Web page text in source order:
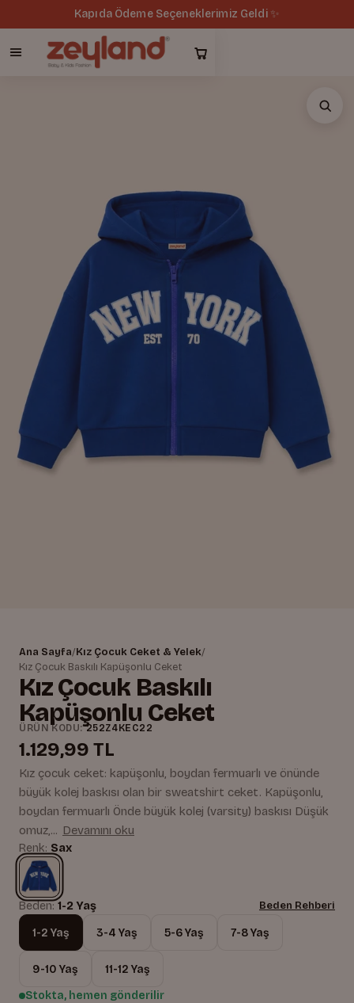
Kapıda Ödeme Seçeneklerimiz Geldi ✨
Ana Sayfa/Kız Çocuk Ceket & Yelek/
Kız Çocuk Baskılı Kapüşonlu Ceket
Kız Çocuk Baskılı
Kapüşonlu Ceket
ÜRÜN KODU:252Z4KEC22
1.129,99 TL
Kız çocuk ceket: kapüşonlu, boydan fermuarlı ve önünde
büyük kolej baskısı olan bir sweatshirt ceket. Kapüşonlu,
boydan fermuarlı Önde büyük kolej (varsity) baskısı Düşük
omuz,... Devamını oku
Renk: Sax
Beden: 1-2 Yaş Beden Rehberi
1-2 Yaş 3-4 Yaş 5-6 Yaş 7-8 Yaş
9-10 Yaş
11-12 Yaş
Stokta, hemen gönderilir